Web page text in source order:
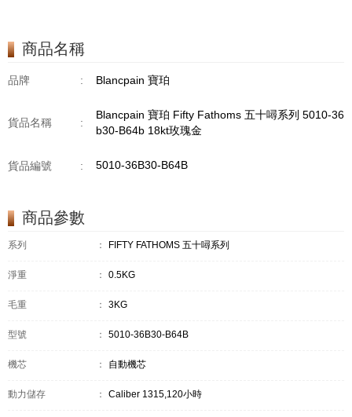
商品名稱
品牌 : Blancpain 寶珀
貨品名稱 :
Blancpain 寶珀 Fifty Fathoms 五十噚系列 5010-36
b30-B64b 18kt玫瑰金
貨品編號 : 5010-36B30-B64B
商品參數
系列 ： FIFTY FATHOMS 五十噚系列
淨重 ： 0.5KG
毛重 ： 3KG
型號 ： 5010-36B30-B64B
機芯 ： 自動機芯
動力儲存 ： Caliber 1315,120小時